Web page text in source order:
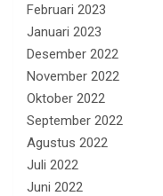
Februari 2023
Januari 2023
Desember 2022
November 2022
Oktober 2022
September 2022
Agustus 2022
Juli 2022
Juni 2022